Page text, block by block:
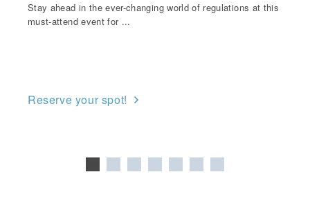
Stay ahead in the ever-changing world of regulations at this
must-attend event for ...
Reserve your spot!